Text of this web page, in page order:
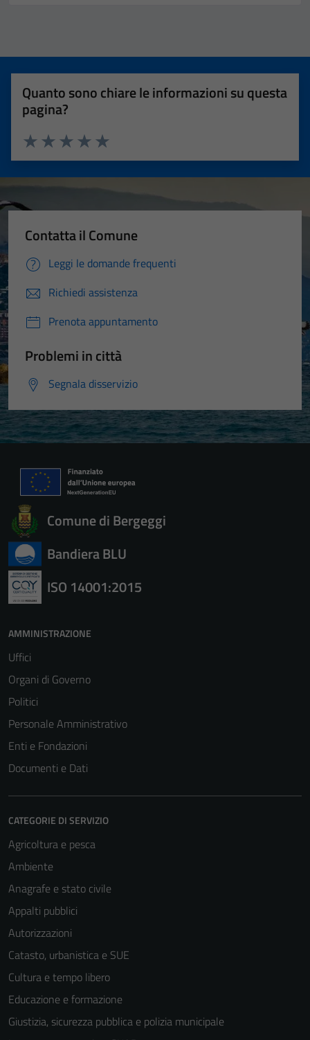
Quanto sono chiare le informazioni su questa
pagina?
Valuta 5 stelle su 5
Valuta 4 stelle su 5
Valuta 3 stelle su 5
Valuta 2 stelle su 5
Valuta 1 stelle su 5
Contatta il Comune
Leggi le domande frequenti
Richiedi assistenza
Prenota appuntamento
Problemi in città
Segnala disservizio
Comune di Bergeggi
Bandiera BLU
ISO 14001:2015
AMMINISTRAZIONE
Uffici
Organi di Governo
Politici
Personale Amministrativo
Enti e Fondazioni
Documenti e Dati
CATEGORIE DI SERVIZIO
Agricoltura e pesca
Ambiente
Anagrafe e stato civile
Appalti pubblici
Autorizzazioni
Catasto, urbanistica e SUE
Cultura e tempo libero
Educazione e formazione
Giustizia, sicurezza pubblica e polizia municipale